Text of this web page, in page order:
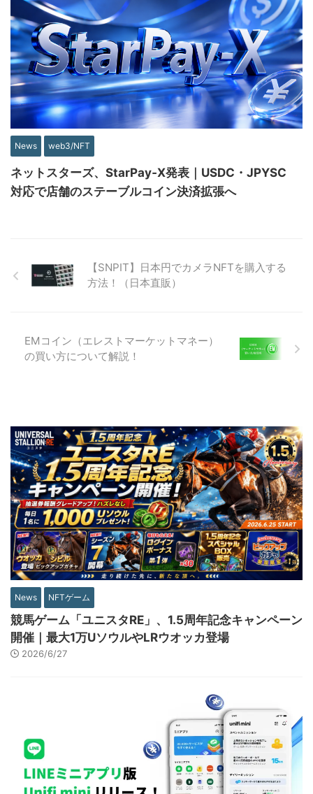
News web3/NFT
ネットスターズ、StarPay‑X発表｜USDC・JPYSC
対応で店舗のステーブルコイン決済拡張へ
【SNPIT】日本円でカメラNFTを購入する
方法！（日本直販）
EMコイン（エレストマーケットマネー）
の買い方について解説！
News NFTゲーム
競馬ゲーム「ユニスタRE」、1.5周年記念キャンペーン
開催｜最大1万UソウルやLRウオッカ登場
2026/6/27